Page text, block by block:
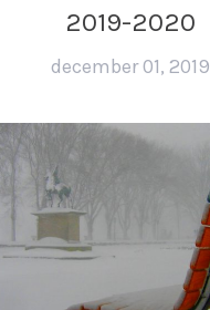
2019-2020
december 01, 2019